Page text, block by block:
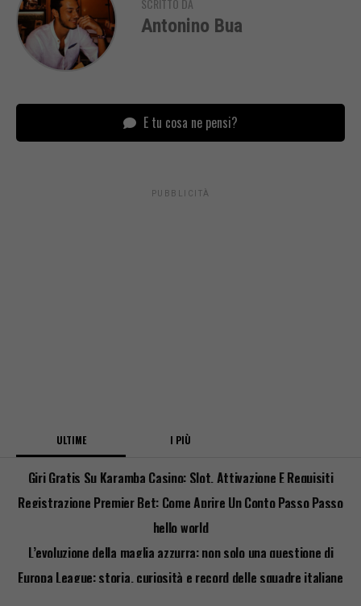
SCRITTO DA
Antonino Bua
E tu cosa ne pensi?
PUBBLICITÀ
ULTIME I PIÙ
Giri Gratis Su Karamba Casino: Slot, Attivazione E Requisiti
Registrazione Premier Bet: Come Aprire Un Conto Passo Passo
hello world
L’evoluzione della maglia azzurra: non solo una questione di
stile
Europa League: storia, curiosità e record delle squadre italiane